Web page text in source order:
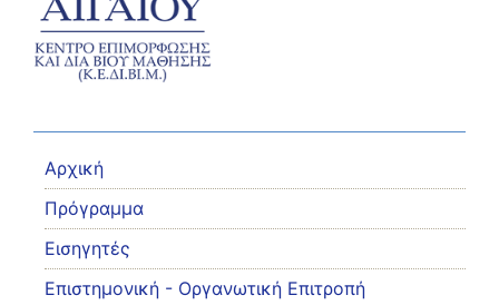
Αρχική
Πρόγραμμα
Εισηγητές
Eπιστημονική - Οργανωτική Επιτροπή